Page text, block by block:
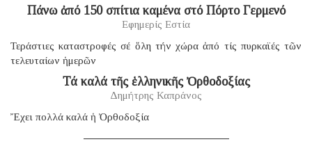
Πάνω ἀπό 150 σπίτια καμένα στό Πόρτο Γερμενό
Εφημερίς Εστία
Τεράστιες καταστροφές σέ ὅλη τήν χώρα ἀπό τίς πυρκαϊές τῶν
τελευταίων ἡμερῶν
Τά καλά τῆς ἑλληνικῆς Ὀρθοδοξίας
Δημήτρης Καπράνος
Ἔχει πολλά καλά ἡ Ὀρθοδοξία